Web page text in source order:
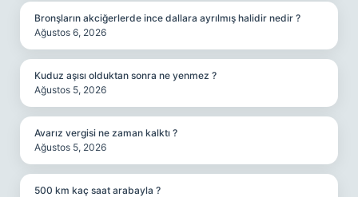
Bronşların akciğerlerde ince dallara ayrılmış halidir nedir ?
Ağustos 6, 2026
Kuduz aşısı olduktan sonra ne yenmez ?
Ağustos 5, 2026
Avarız vergisi ne zaman kalktı ?
Ağustos 5, 2026
500 km kaç saat arabayla ?